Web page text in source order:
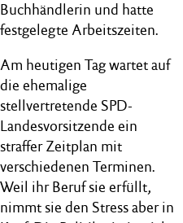
Buchhändlerin und hatte
festgelegte Arbeitszeiten.
Am heutigen Tag wartet auf
die ehemalige
stellvertretende SPD-
Landesvorsitzende ein
straffer Zeitplan mit
verschiedenen Terminen.
Weil ihr Beruf sie erfüllt,
nimmt sie den Stress aber in